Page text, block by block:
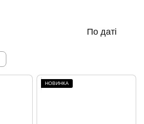
По даті
НОВИНКА